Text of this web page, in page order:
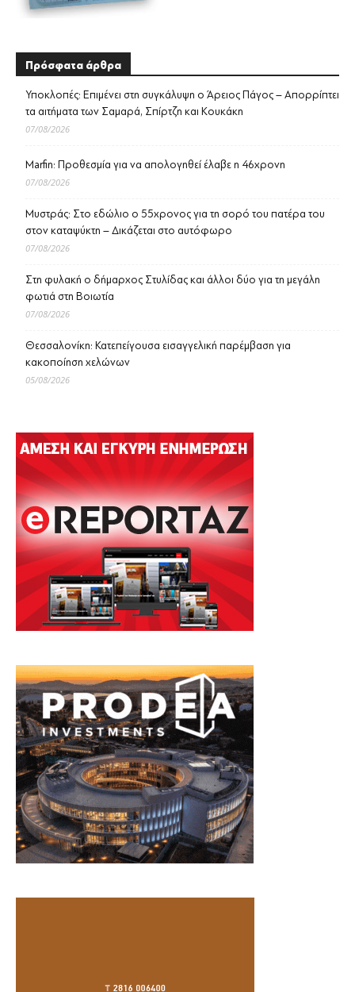
Πρόσφατα άρθρα
Υποκλοπές: Επιμένει στη συγκάλυψη ο Άρειος Πάγος – Απορρίπτει
τα αιτήματα των Σαμαρά, Σπίρτζη και Κουκάκη
07/08/2026
Marfin: Προθεσμία για να απολογηθεί έλαβε η 46χρονη
07/08/2026
Μυστράς: Στο εδώλιο ο 55χρονος για τη σορό του πατέρα του
στον καταψύκτη – Δικάζεται στο αυτόφωρο
07/08/2026
Στη φυλακή ο δήμαρχος Στυλίδας και άλλοι δύο για τη μεγάλη
φωτιά στη Βοιωτία
07/08/2026
Θεσσαλονίκη: Κατεπείγουσα εισαγγελική παρέμβαση για
κακοποίηση χελώνων
05/08/2026